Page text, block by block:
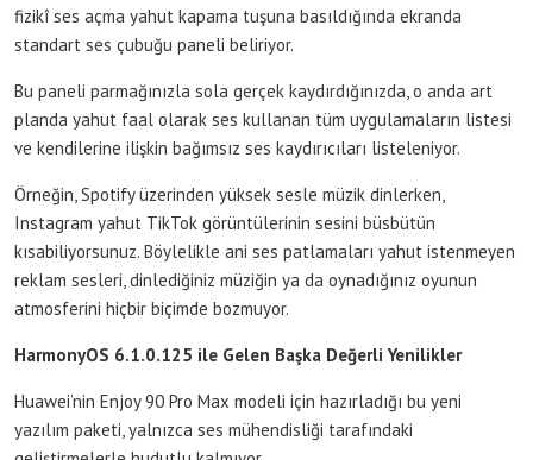
fizikî ses açma yahut kapama tuşuna basıldığında ekranda
standart ses çubuğu paneli beliriyor.
Bu paneli parmağınızla sola gerçek kaydırdığınızda, o anda art
planda yahut faal olarak ses kullanan tüm uygulamaların listesi
ve kendilerine ilişkin bağımsız ses kaydırıcıları listeleniyor.
Örneğin, Spotify üzerinden yüksek sesle müzik dinlerken,
Instagram yahut TikTok görüntülerinin sesini büsbütün
kısabiliyorsunuz. Böylelikle ani ses patlamaları yahut istenmeyen
reklam sesleri, dinlediğiniz müziğin ya da oynadığınız oyunun
atmosferini hiçbir biçimde bozmuyor.
HarmonyOS 6.1.0.125 ile Gelen Başka Değerli Yenilikler
Huawei’nin Enjoy 90 Pro Max modeli için hazırladığı bu yeni
yazılım paketi, yalnızca ses mühendisliği tarafındaki